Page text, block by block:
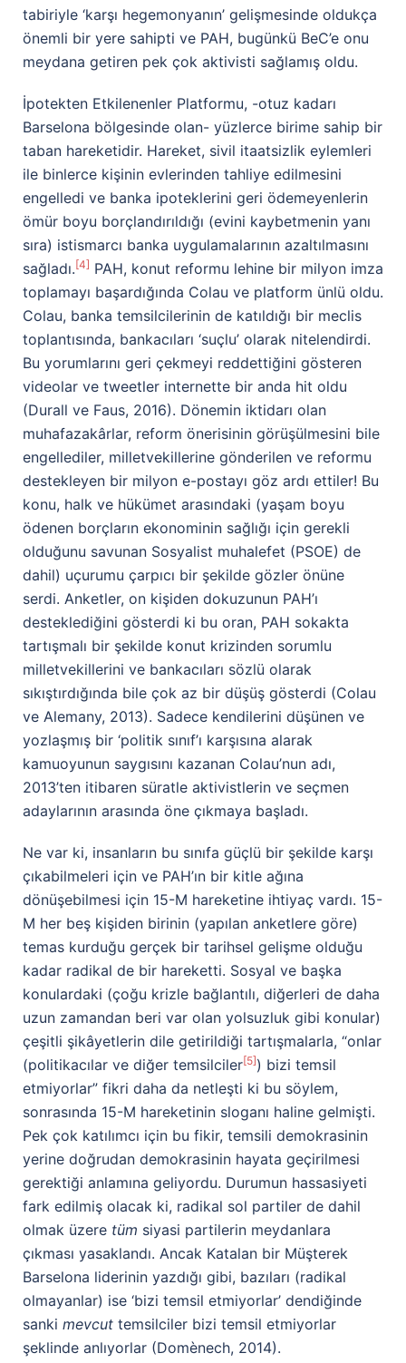
tabiriyle ‘karşı hegemonyanın’ gelişmesinde oldukça
önemli bir yere sahipti ve PAH, bugünkü BeC’e onu
meydana getiren pek çok aktivisti sağlamış oldu.
İpotekten Etkilenenler Platformu, -otuz kadarı
Barselona bölgesinde olan- yüzlerce birime sahip bir
taban hareketidir. Hareket, sivil itaatsizlik eylemleri
ile binlerce kişinin evlerinden tahliye edilmesini
engelledi ve banka ipoteklerini geri ödemeyenlerin
ömür boyu borçlandırıldığı (evini kaybetmenin yanı
sıra) istismarcı banka uygulamalarının azaltılmasını
sağladı. [4] PAH, konut reformu lehine bir milyon imza
toplamayı başardığında Colau ve platform ünlü oldu.
Colau, banka temsilcilerinin de katıldığı bir meclis
toplantısında, bankacıları ‘suçlu’ olarak nitelendirdi.
Bu yorumlarını geri çekmeyi reddettiğini gösteren
videolar ve tweetler internette bir anda hit oldu
(Durall ve Faus, 2016). Dönemin iktidarı olan
muhafazakârlar, reform önerisinin görüşülmesini bile
engellediler, milletvekillerine gönderilen ve reformu
destekleyen bir milyon e-postayı göz ardı ettiler! Bu
konu, halk ve hükümet arasındaki (yaşam boyu
ödenen borçların ekonominin sağlığı için gerekli
olduğunu savunan Sosyalist muhalefet (PSOE) de
dahil) uçurumu çarpıcı bir şekilde gözler önüne
serdi. Anketler, on kişiden dokuzunun PAH’ı
desteklediğini gösterdi ki bu oran, PAH sokakta
tartışmalı bir şekilde konut krizinden sorumlu
milletvekillerini ve bankacıları sözlü olarak
sıkıştırdığında bile çok az bir düşüş gösterdi (Colau
ve Alemany, 2013). Sadece kendilerini düşünen ve
yozlaşmış bir ‘politik sınıf’ı karşısına alarak
kamuoyunun saygısını kazanan Colau’nun adı,
2013’ten itibaren süratle aktivistlerin ve seçmen
adaylarının arasında öne çıkmaya başladı.
Ne var ki, insanların bu sınıfa güçlü bir şekilde karşı
çıkabilmeleri için ve PAH’ın bir kitle ağına
dönüşebilmesi için 15-M hareketine ihtiyaç vardı. 15-
M her beş kişiden birinin (yapılan anketlere göre)
temas kurduğu gerçek bir tarihsel gelişme olduğu
kadar radikal de bir hareketti. Sosyal ve başka
konulardaki (çoğu krizle bağlantılı, diğerleri de daha
uzun zamandan beri var olan yolsuzluk gibi konular)
çeşitli şikâyetlerin dile getirildiği tartışmalarla, “onlar
(politikacılar ve diğer temsilciler[5]) bizi temsil
etmiyorlar” fikri daha da netleşti ki bu söylem,
sonrasında 15-M hareketinin sloganı haline gelmişti.
Pek çok katılımcı için bu fikir, temsili demokrasinin
yerine doğrudan demokrasinin hayata geçirilmesi
gerektiği anlamına geliyordu. Durumun hassasiyeti
fark edilmiş olacak ki, radikal sol partiler de dahil
olmak üzere tüm siyasi partilerin meydanlara
çıkması yasaklandı. Ancak Katalan bir Müşterek
Barselona liderinin yazdığı gibi, bazıları (radikal
olmayanlar) ise ‘bizi temsil etmiyorlar’ dendiğinde
sanki mevcut temsilciler bizi temsil etmiyorlar
şeklinde anlıyorlar (Domènech, 2014).